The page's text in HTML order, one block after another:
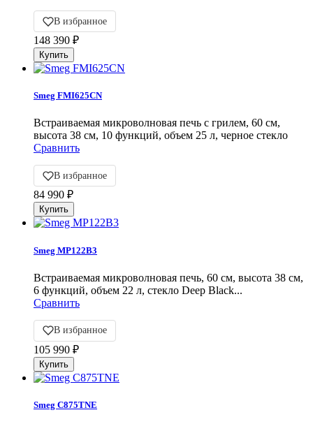
В избранное
148 390 ₽
Smeg FMI625CN
Встраиваемая микроволновая печь с грилем, 60 см,
высота 38 см, 10 функций, объем 25 л, черное стекло
Сравнить
В избранное
84 990 ₽
Smeg MP122B3
Встраиваемая микроволновая печь, 60 см, высота 38 см,
6 функций, объем 22 л, стекло Deep Black...
Сравнить
В избранное
105 990 ₽
Smeg C875TNE